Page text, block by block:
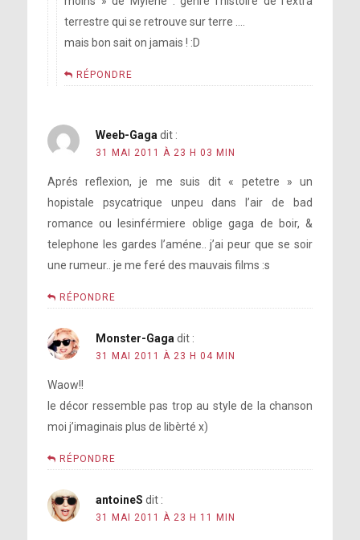
terrestre qui se retrouve sur terre ….
mais bon sait on jamais ! :D
RÉPONDRE
Weeb-Gaga dit :
31 MAI 2011 À 23 H 03 MIN
Aprés reflexion, je me suis dit « petetre » un
hopistale psycatrique unpeu dans l’air de bad
romance ou lesinférmiere oblige gaga de boir, &
telephone les gardes l’améne.. j’ai peur que se soir
une rumeur.. je me feré des mauvais films :s
RÉPONDRE
Monster-Gaga dit :
31 MAI 2011 À 23 H 04 MIN
Waow!!
le décor ressemble pas trop au style de la chanson
moi j’imaginais plus de libèrté x)
RÉPONDRE
antoineS dit :
31 MAI 2011 À 23 H 11 MIN